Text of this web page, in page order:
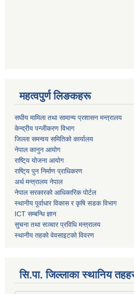
महत्वपुर्ण लिङकहरू
स‌घीय मामिला तथा सामान्य प्रशासन मन्त्रालय
केन्द्रीय पन्जीकरण विभाग
जिल्ला समन्वय समितिको कार्यालय
नेपाल कानुन आयोग
राष्टि्य योजना आयोग
राष्टि्य पुन निर्माण प्राधिकरण
अर्थ मन्त्रालय नेपाल
नेपाल सरकारको आधिकारिक पोर्टल
स्थानीय पूर्वाधार विकास र कृषि सडक विभाग
ICT सम्बन्धि ज्ञान
सुचना तथा सञ्चार प्रविधि मन्त्रालय
स्थानीय तहको वेवसाइटको विवरण
सि.पा. जिल्लाका स्थानिय